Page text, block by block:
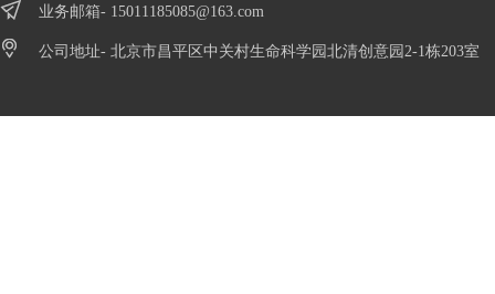
业务邮箱- 15011185085@163.com
公司地址- 北京市昌平区中关村生命科学园北清创意园2-1栋203室